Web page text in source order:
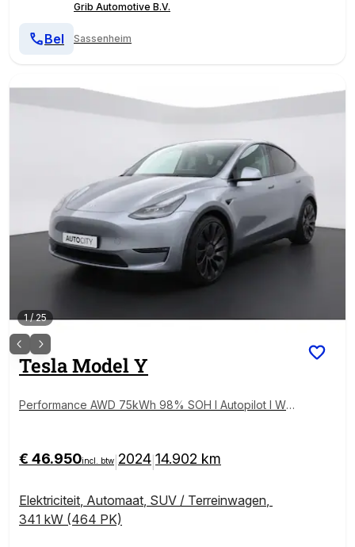
Grib Automotive B.V.
Sassenheim
Bel
1/25
TeslaModel Y
Performance AWD 75kWh 98% SOH l Autopilot l War
€ 46.950incl. btw 2024 14.902 km
Elektriciteit, Automaat, SUV / Terreinwagen,
341 kW (464 PK)